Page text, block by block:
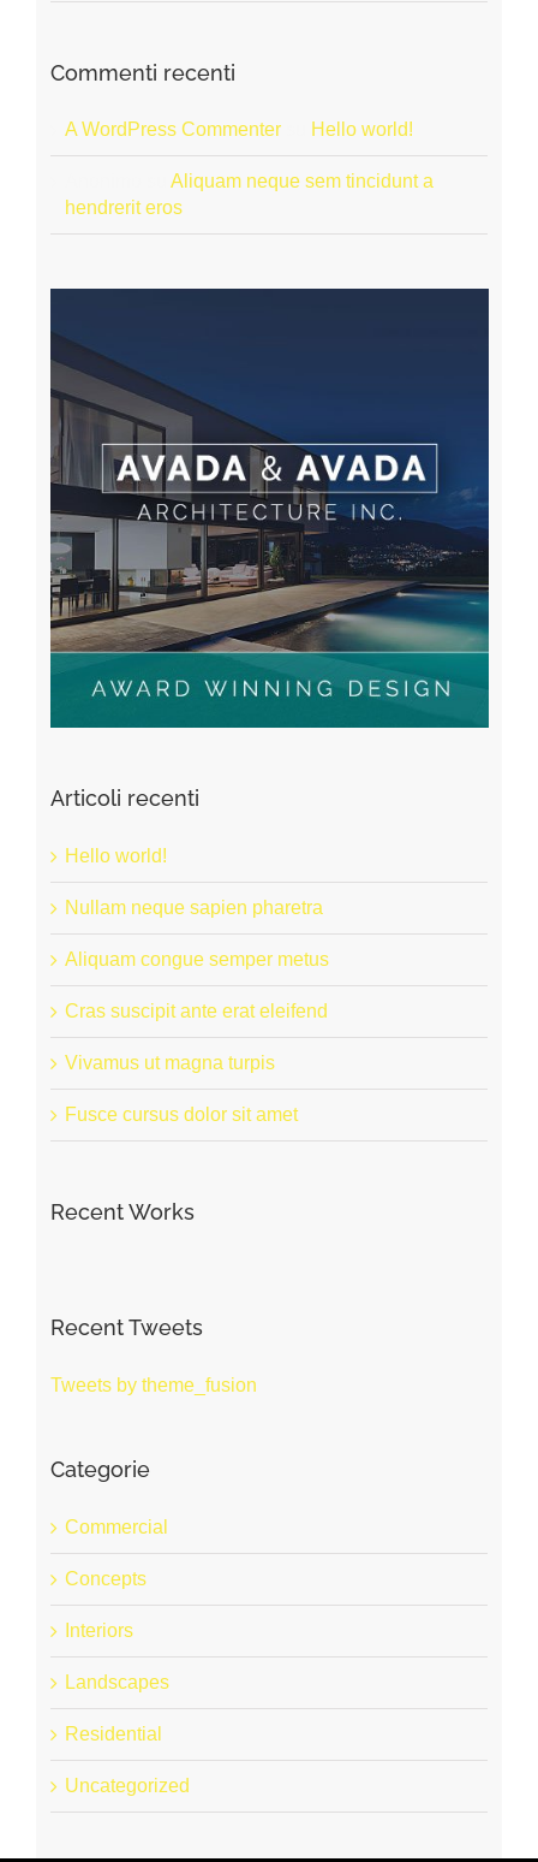
Commenti recenti
A WordPress Commentersu Hello world!
Aliquam neque sem tincidunt a
hendrerit eros
Articoli recenti
Hello world!
Nullam neque sapien pharetra
Aliquam congue semper metus
Cras suscipit ante erat eleifend
Vivamus ut magna turpis
Fusce cursus dolor sit amet
Recent Works
Recent Tweets
Tweets by theme_fusion
Categorie
Commercial
Concepts
Interiors
Landscapes
Residential
Uncategorized